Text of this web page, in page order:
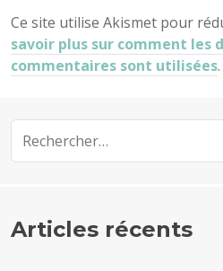
Ce site utilise Akismet pour
savoir plus sur comment les
commentaires sont utilisées.
Articles récents